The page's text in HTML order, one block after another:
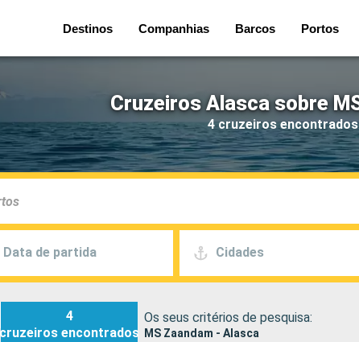
Destinos Companhias Barcos Portos
Cruzeiros Alasca sobre
4 cruzeiros encontrados
Data de partida Cidades
4
cruzeiros encontrados
Os seus critérios de pesquisa:
MS Zaandam - Alasca